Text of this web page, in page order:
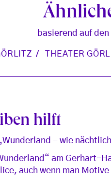
basierend auf
THEATER
hilft
- wie
am Gerhart-
auch wenn man